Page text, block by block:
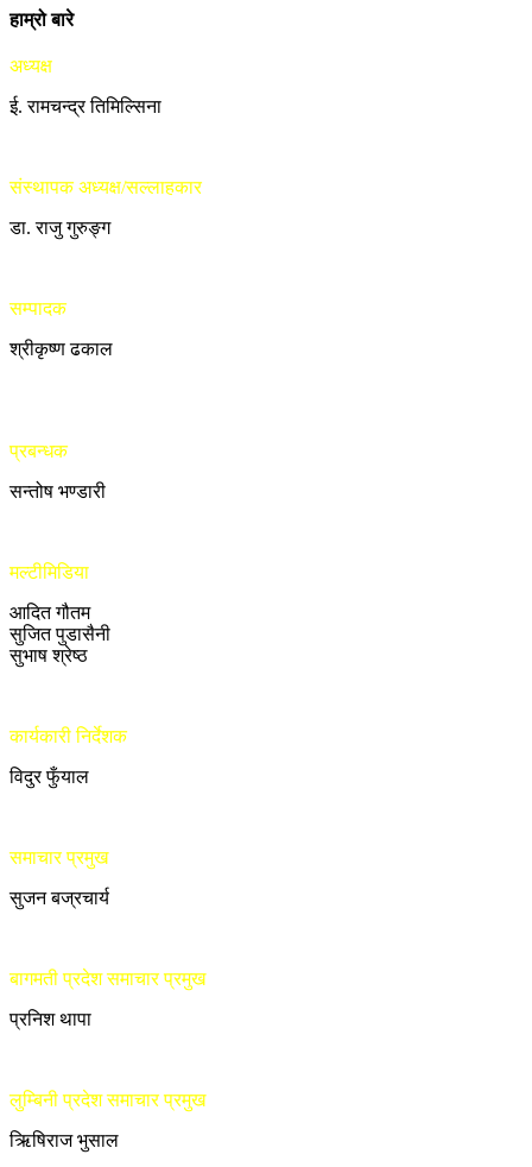
हाम्रो बारे
अध्यक्ष
ई. रामचन्द्र तिमिल्सिना
संस्थापक अध्यक्ष/सल्लाहकार
डा. राजु गुरुङ्ग
सम्पादक
श्रीकृष्ण ढकाल
प्रबन्धक
सन्तोष भण्डारी
मल्टीमिडिया
आदित गौतम
सुजित पुडासैनी
सुभाष श्रेष्ठ
कार्यकारी निर्देशक
विदुर फुँयाल
समाचार प्रमुख
सुजन बज्रचार्य
बागमती प्रदेश समाचार प्रमुख
प्रनिश थापा
लुम्बिनी प्रदेश समाचार प्रमुख
ऋिषिराज भुसाल